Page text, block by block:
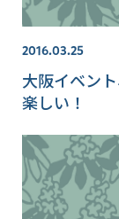
2016.03.25
大阪イベン
楽しい！